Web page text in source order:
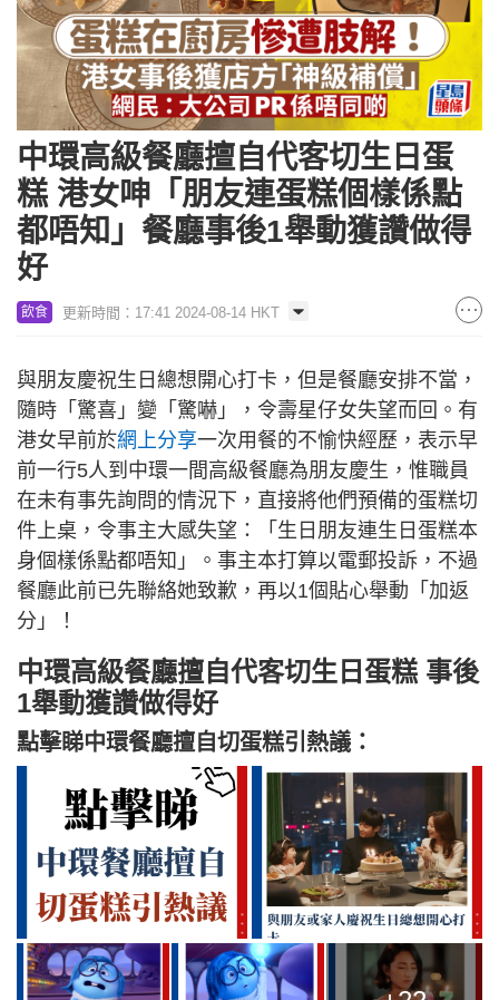
中環高級餐廳擅自代客切生日蛋
糕 港女呻「朋友連蛋糕個樣係點
都唔知」餐廳事後1舉動獲讚做得
好
飲食 更新時間：17:41 2024-08-14 HKT
與朋友慶祝生日總想開心打卡，但是餐廳安排不當，
隨時「驚喜」變「驚嚇」，令壽星仔女失望而回。有
港女早前於網上分享一次用餐的不愉快經歷，表示早
前一行5人到中環一間高級餐廳為朋友慶生，惟職員
在未有事先詢問的情況下，直接將他們預備的蛋糕切
件上桌，令事主大感失望：「生日朋友連生日蛋糕本
身個樣係點都唔知」。事主本打算以電郵投訴，不過
餐廳此前已先聯絡她致歉，再以1個貼心舉動「加返
分」！
中環高級餐廳擅自代客切生日蛋糕 事後
1舉動獲讚做得好
點擊睇中環餐廳擅自切蛋糕引熱議：